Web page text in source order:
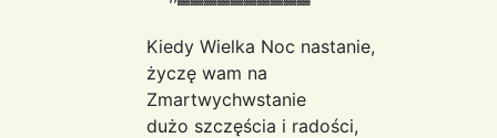
Kiedy Wielka Noc nastanie,
życzę wam na
Zmartwychwstanie
dużo szczęścia i radości,